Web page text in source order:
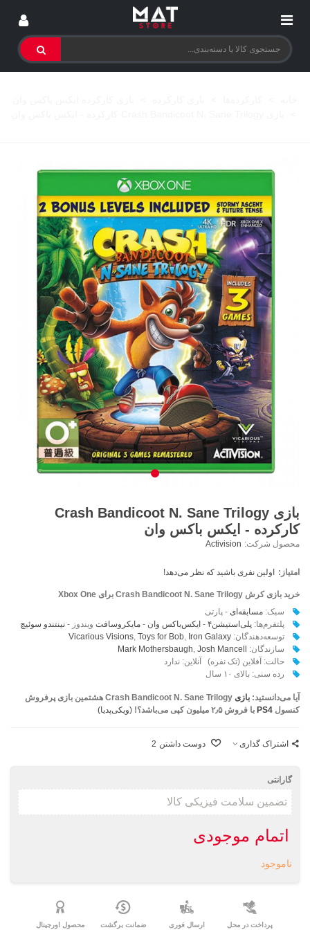
بازی Crash Bandicoot N. Sane Trilogy
کارکرده - ایکس باکس وان
محصول شرکت: Activision
امتیاز: اولین نفری باشید که نظر می‌دهد!
خرید بازی کرش Crash Bandicoot N. Sane Trilogy برای Xbox One
سبک:مسابقه‌ای - پارتی
پلتفرم‌ها:‌پلی‌استیشن‌۴ -ایکس‌باکس وان -مایکروسافت ویندوز -نینتندو سوئیچ
توسعه‌دهندگان:‌
Vicarious Visions, Toys for Bob, Iron Galaxy
سازندگان:
Mark Mothersbaugh Josh Mancell
حالت: آفلاین (تک نفره) آنلاین: ندارد
رده سنی: بالای ۱۰ سال
آیا می‌دانستید: بازی
Crash Bandicoot N. Sane Trilogy هشتمین بازی پرفروش
کنسول PS4 با فروش ۲٫۵ میلیون کپی می‌باشد؟! (ویکی‌پدیا)
اشتراک گذاری دوست داشتن 2
گارانتی
اتمام موجودی
ناموجود
پرداخت در محل ارسال فوری ضمانت برگشت محصول اورجینال